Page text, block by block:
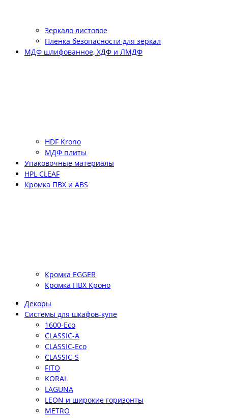
Зеркало листовое
Плёнка безопасности для зеркал
МДФ шлифованное, ХДФ и ЛМДФ
HDF Krono
МДФ плиты
Упаковочные материалы
HPL CLEAF
Кромка ПВХ и ABS
Кромка EGGER
Кромка ПВХ Кроно
Декоры
Системы для шкафов-купе
1600-Eco
CLASSIC-A
CLASSIC-Eco
CLASSIC-S
FITO
KORAL
LAGUNA
LEON и широкие горизонты
METRO